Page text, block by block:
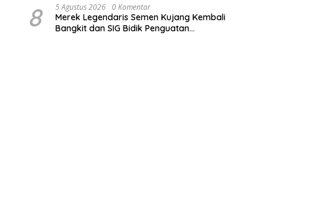
Barat 2026
8 5 Agustus 2026 0 Komentar
Merek Legendaris Semen Kujang Kembali
Bangkit dan SIG Bidik Penguatan